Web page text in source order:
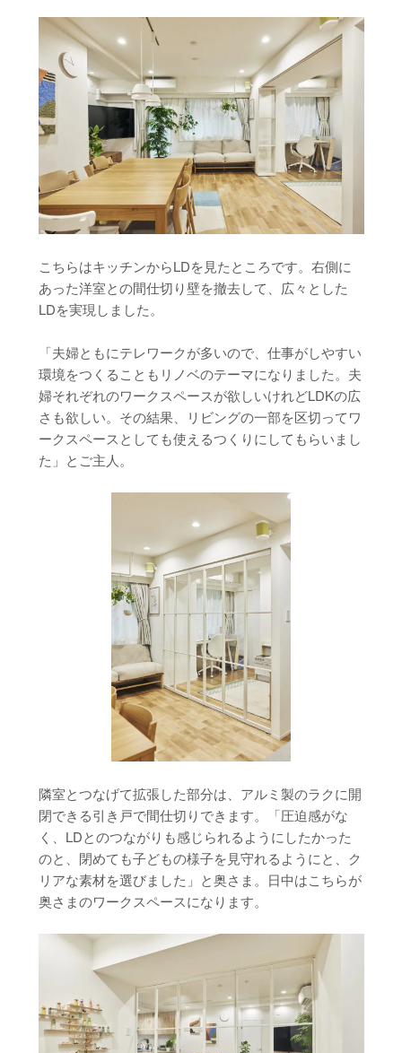
こちらはキッチンからLDを見たところです。右側に
あった洋室との間仕切り壁を撤去して、広々とした
LDを実現しました。
「夫婦ともにテレワークが多いので、仕事がしやすい
環境をつくることもリノベのテーマになりました。夫
婦それぞれのワークスペースが欲しいけれどLDKの広
さも欲しい。その結果、リビングの一部を区切ってワ
ークスペースとしても使えるつくりにしてもらいまし
た」とご主人。
隣室とつなげて拡張した部分は、アルミ製のラクに開
閉できる引き戸で間仕切りできます。「圧迫感がな
く、LDとのつながりも感じられるようにしたかった
のと、閉めても子どもの様子を見守れるようにと、ク
リアな素材を選びました」と奥さま。日中はこちらが
奥さまのワークスペースになります。